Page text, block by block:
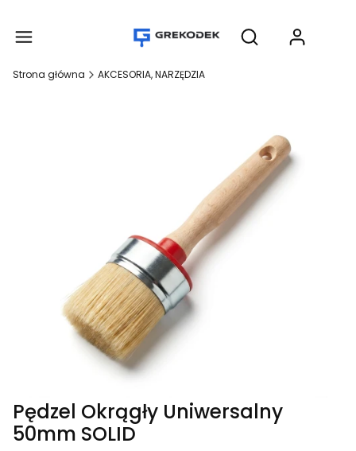
Otwórz
Strona główna AKCESORIA, NARZĘDZIA
Pędzel Okrągły Uniwersalny
50mm SOLID